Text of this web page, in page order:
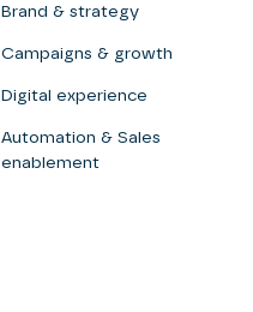
Brand & strategy
Campaigns & growth
Digital experience
Automation & Sales
enablement